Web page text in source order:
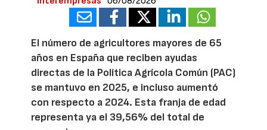
El número de agricultores mayores de 65
años en España que reciben ayudas
directas de la Política Agrícola Común (PAC)
se mantuvo en 2025, e incluso aumentó
con respecto a 2024. Esta franja de edad
representa ya el 39,56% del total de